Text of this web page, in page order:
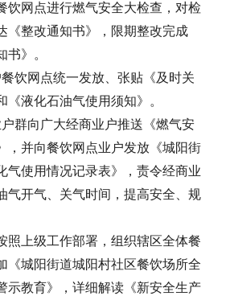
饮网点进行燃气安全大检查，对检
《整改通知书》，限期整改完成
书》。
饮网点统一发放、张贴《及时关
《液化石油气使用须知》。
群向广大经商业户推送《燃气安
，并向餐饮网点业户发放《城阳街
气使用情况记录表》，责令经商业
气开气、关气时间，提高安全、规
照上级工作部署，组织辖区全体餐
《城阳街道城阳村社区餐饮场所全
示教育》，详细解读《新安全生产